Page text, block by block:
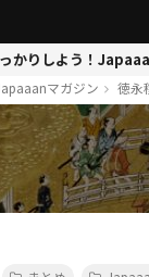
かりしよう！
マガジン 徳永